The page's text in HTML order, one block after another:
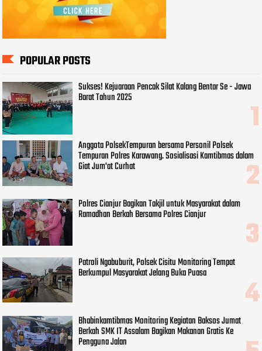
POPULAR POSTS
Sukses! Kejuaraan Pencak Silat Kalang Bentar Se - Jawa
Barat Tahun 2025
Anggota PolsekTempuran bersama Personil Polsek
Tempuran Polres Karawang. Sosialisasi Kamtibmas dalam
Giat Jum'at Curhat
Polres Cianjur Bagikan Takjil untuk Masyarakat dalam
Ramadhan Berkah Bersama Polres Cianjur
Patroli Ngabuburit, Polsek Cisitu Monitoring Tempat
Berkumpul Masyarakat Jelang Buka Puasa
Bhabinkamtibmas Monitoring Kegiatan Baksos Jumat
Berkah SMK IT Assalam Bagikan Makanan Gratis Ke
Pengguna Jalan